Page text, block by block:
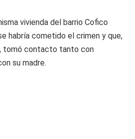
vivienda del barrio Cofico
habría cometido el crimen y que,
tomó contacto tanto con
su madre.